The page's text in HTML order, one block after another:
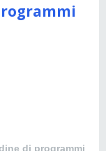
di programmi